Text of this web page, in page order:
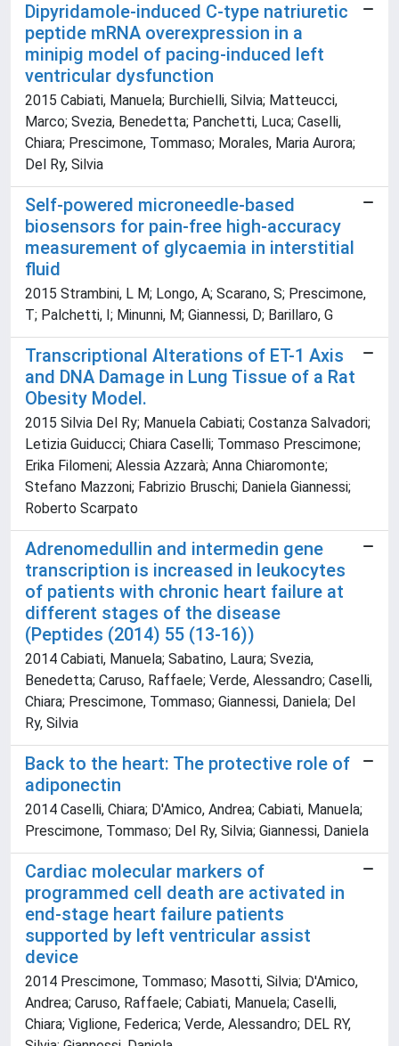
Dipyridamole-induced C-type natriuretic
peptide mRNA overexpression in a
minipig model of pacing-induced left
ventricular dysfunction
2015 Cabiati, Manuela; Burchielli, Silvia; Matteucci,
Marco; Svezia, Benedetta; Panchetti, Luca; Caselli,
Chiara; Prescimone, Tommaso; Morales, Maria Aurora;
Del Ry, Silvia
Self-powered microneedle-based
biosensors for pain-free high-accuracy
measurement of glycaemia in interstitial
fluid
2015 Strambini, L M; Longo, A; Scarano, S; Prescimone,
T; Palchetti, I; Minunni, M; Giannessi, D; Barillaro, G
Transcriptional Alterations of ET-1 Axis
and DNA Damage in Lung Tissue of a Rat
Obesity Model.
2015 Silvia Del Ry; Manuela Cabiati; Costanza Salvadori;
Letizia Guiducci; Chiara Caselli; Tommaso Prescimone;
Erika Filomeni; Alessia Azzarà; Anna Chiaromonte;
Stefano Mazzoni; Fabrizio Bruschi; Daniela Giannessi;
Roberto Scarpato
Adrenomedullin and intermedin gene
transcription is increased in leukocytes
of patients with chronic heart failure at
different stages of the disease
(Peptides (2014) 55 (13-16))
2014 Cabiati, Manuela; Sabatino, Laura; Svezia,
Benedetta; Caruso, Raffaele; Verde, Alessandro; Caselli,
Chiara; Prescimone, Tommaso; Giannessi, Daniela; Del
Ry, Silvia
Back to the heart: The protective role of
adiponectin
2014 Caselli, Chiara; D'Amico, Andrea; Cabiati, Manuela;
Prescimone, Tommaso; Del Ry, Silvia; Giannessi, Daniela
Cardiac molecular markers of
programmed cell death are activated in
end-stage heart failure patients
supported by left ventricular assist
device
2014 Prescimone, Tommaso; Masotti, Silvia; D'Amico,
Andrea; Caruso, Raffaele; Cabiati, Manuela; Caselli,
Chiara; Viglione, Federica; Verde, Alessandro; DEL RY,